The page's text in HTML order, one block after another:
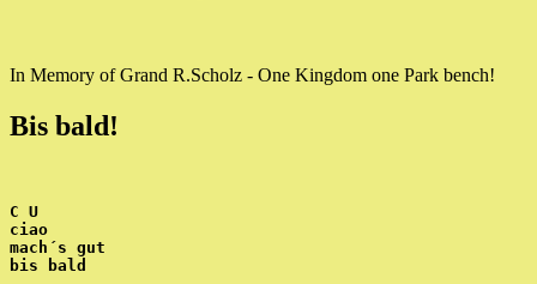
In Memory of Grand R.Scholz - One Kingdom one Park bench!
Bis bald!
C U
ciao
mach´s gut
bis bald